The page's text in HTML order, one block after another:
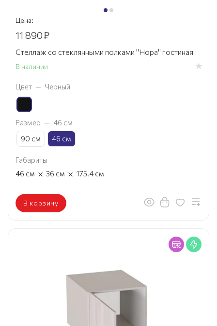
Цена:
11 890₽
Стеллаж со стеклянными полками "Нора" гостиная
В наличии
Цвет — Черный
Размер — 46 см
90 см
46 см
Габариты
46 см × 36 см × 175.4 см
В корзину